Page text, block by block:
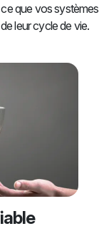
que vos systèmes
leur cycle de vie.